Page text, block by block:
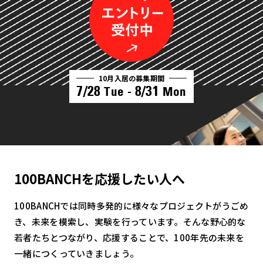
10月入居の募集期間
7/28 Tue - 8/31 Mon
100BANCHを応援したい人へ
100BANCHでは同時多発的に様々なプロジェクトがうごめ
き、未来を模索し、実験を行っています。そんな野心的な
若者たちとつながり、応援することで、100年先の未来を
一緒につくっていきましょう。